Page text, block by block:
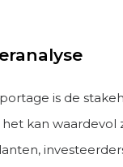
is de
kan waardevol